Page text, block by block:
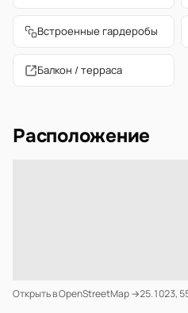
Встроенные гардеробы
Балкон / терраса
Расположение
Открыть в OpenStreetMap →25.1023,